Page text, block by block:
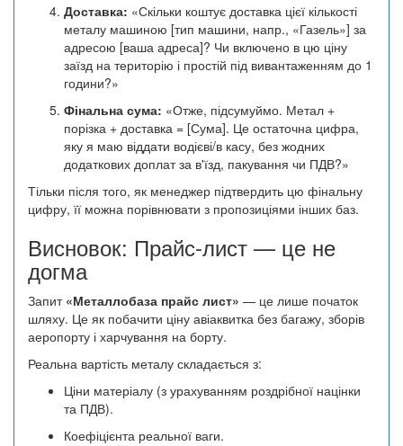
Доставка: «Скільки коштує доставка цієї кількості
металу машиною [тип машини, напр., «Газель»] за
адресою [ваша адреса]? Чи включено в цю ціну
заїзд на територію і простій під вивантаженням до 1
години?»
Фінальна сума: «Отже, підсумуймо. Метал +
порізка + доставка = [Сума]. Це остаточна цифра,
яку я маю віддати водієві/в касу, без жодних
додаткових доплат за в'їзд, пакування чи ПДВ?»
Тільки після того, як менеджер підтвердить цю фінальну
цифру, її можна порівнювати з пропозиціями інших баз.
Висновок: Прайс-лист — це не
догма
Запит «Металлобаза прайс лист» — це лише початок
шляху. Це як побачити ціну авіаквитка без багажу, зборів
аеропорту і харчування на борту.
Реальна вартість металу складається з:
Ціни матеріалу (з урахуванням роздрібної націнки
та ПДВ).
Коефіцієнта реальної ваги.